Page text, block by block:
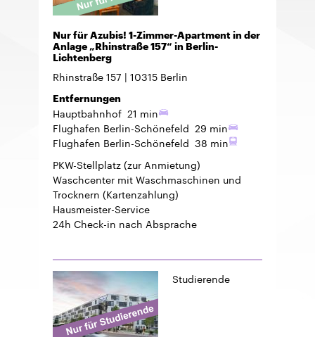
Nur für Azubis! 1-Zimmer-Apartment in der
Anlage „Rhinstraße 157“ in Berlin-
Lichtenberg
Rhinstraße 157 10315 Berlin
Entfernungen
Hauptbahnhof 21 min
Flughafen Berlin-Schönefeld 29 min
Flughafen Berlin-Schönefeld 38 min
PKW-Stellplatz(zur Anmietung)
Waschcenter mit Waschmaschinen und
Trocknern (Kartenzahlung)
Hausmeister-Service
24h Check-in nach Absprache
Studierende